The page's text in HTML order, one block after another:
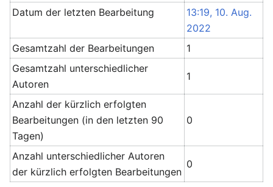
Datum der letzten Bearbeitung
13:19, 10. Aug.
2022
Gesamtzahl der Bearbeitungen
1
Gesamtzahl unterschiedlicher
Autoren
1
Anzahl der kürzlich erfolgten
Bearbeitungen (in den letzten 90
Tagen)
0
Anzahl unterschiedlicher Autoren
der kürzlich erfolgten Bearbeitungen
0